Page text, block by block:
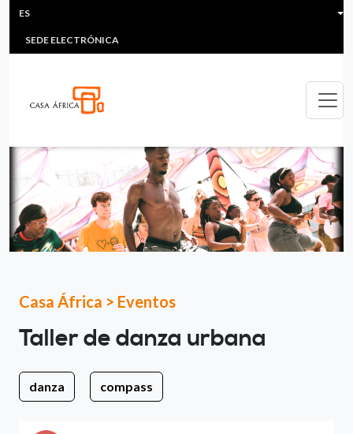
Pasar al contenido principal
HEADER MENU
MULTIMEDIA
SEDE ELECTRÓNICA
ES
Casa África > Eventos
Taller de danza urbana
danza compass